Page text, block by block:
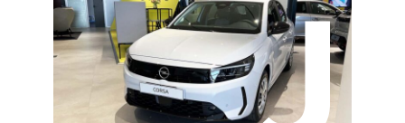
Hyundai
Cupra
Land
Rover
Mazda
Opel
Fiat
Seat
Jeep
Lancia
Omoda
Abarth
Peugeot
Jaecoo
Citroën
Alfa
Romeo